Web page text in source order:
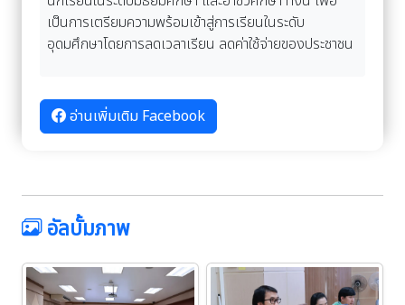
เป็นการเตรียมความพร้อมเข้าสู่การเรียนในระดับ
อุดมศึกษาโดยการลดเวลาเรียน ลดค่าใช้จ่ายของประชาชน
อ่านเพิ่มเติม Facebook
อัลบั้มภาพ